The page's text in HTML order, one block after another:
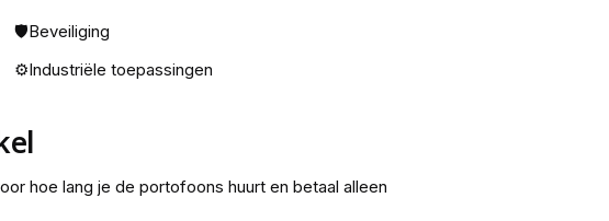
🛡️Beveiliging
⚙️Industriële toepassingen
hoe lang je de portofoons huurt en betaal alleen